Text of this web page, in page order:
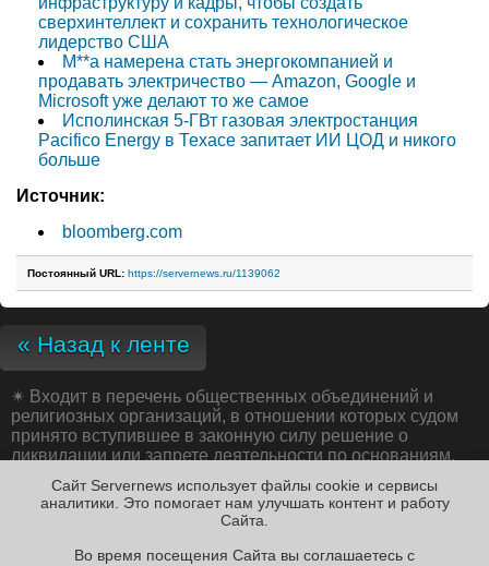
сверхинтеллект и сохранить технологическое
лидерство США
M**a намерена стать энергокомпанией и
продавать электричество — Amazon, Google и
Microsoft уже делают то же самое
Исполинская 5-ГВт газовая электростанция
Pacifico Energy в Техасе запитает ИИ ЦОД и никого
больше
Источник:
bloomberg.com
Постоянный URL: https://servernews.ru/1139062
« Назад к ленте
✴ Входит в перечень общественных объединений и
религиозных организаций, в отношении которых судом
принято вступившее в законную силу решение о
ликвидации или запрете деятельности по основаниям,
№ 114-ФЗ «О противодействии экстремистской
деятельности»;
Сайт Servernews использует файлы cookie и сервисы
аналитики. Это помогает нам улучшать контент и работу
Cайта.
Во время посещения Cайта вы соглашаетесь с